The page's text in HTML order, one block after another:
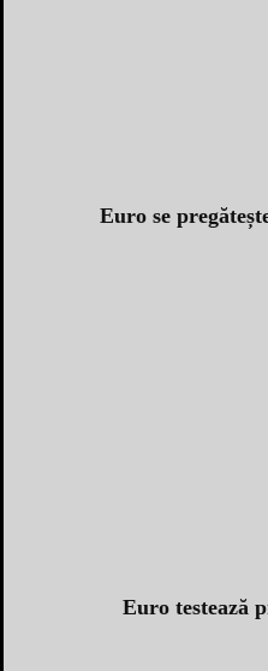
Euro se
Euro testează